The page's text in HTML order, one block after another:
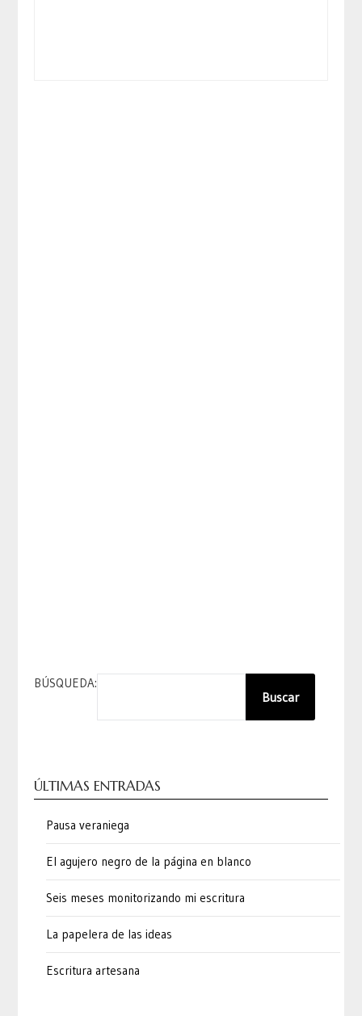
BÚSQUEDA:
Buscar
ÚLTIMAS ENTRADAS
Pausa veraniega
El agujero negro de la página en blanco
Seis meses monitorizando mi escritura
La papelera de las ideas
Escritura artesana